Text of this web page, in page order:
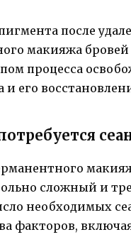
после
макияжа бровей
процесса
и его
сложный и
необходимых
факторов,